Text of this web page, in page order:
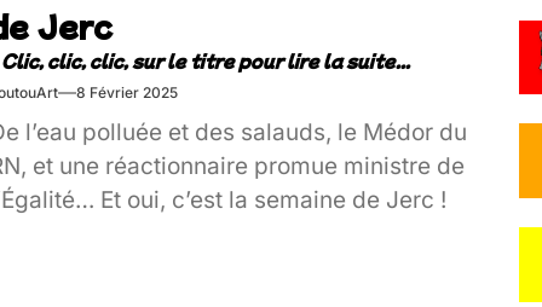
Jerc
8 Février 2025
l’eau polluée et des salauds, le Médor du
et une réactionnaire promue ministre de
Et oui, c’est la semaine de Jerc !